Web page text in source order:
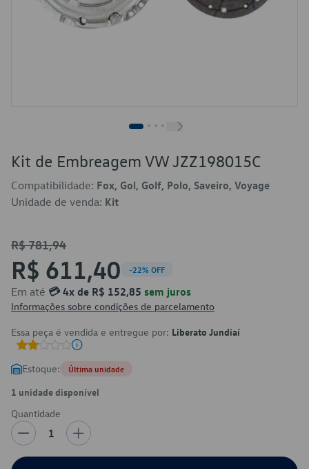
Kit de Embreagem VW JZZ198015C
Compatibilidade: Fox, Gol, Golf, Polo, Saveiro, Voyage
Unidade de venda: Kit
R$ 781,94
R$ 611,40 -22% OFF
Em até 💳 4x de R$ 152,85 sem juros
Informações sobre condições de parcelamento
Essa peça é vendida e entregue por: Liberato Jundiaí
Estoque: Última unidade
1 unidade disponível
Quantidade
1